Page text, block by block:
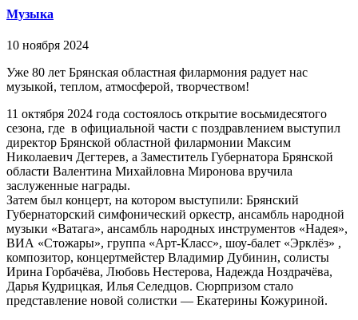
Музыка
10 ноября 2024
Уже 80 лет Брянская областная филармония радует нас
музыкой, теплом, атмосферой, творчеством!
11 октября 2024 года состоялось открытие восьмидесятого
сезона, где в официальной части с поздравлением выступил
директор Брянской областной филармонии Максим
Николаевич Дегтерев, а Заместитель Губернатора Брянской
области Валентина Михайловна Миронова вручила
заслуженные награды.
Затем был концерт, на котором выступили: Брянский
Губернаторский симфонический оркестр, ансамбль народной
музыки «Ватага», ансамбль народных инструментов «Надея»,
ВИА «Стожары», группа «Арт-Класс», шоу-балет «Эрклёз» ,
композитор, концертмейстер Владимир Дубинин, солисты
Ирина Горбачёва, Любовь Нестерова, Надежда Ноздрачёва,
Дарья Кудрицкая, Илья Селедцов. Сюрпризом стало
представление новой солистки — Екатерины Кожуриной.